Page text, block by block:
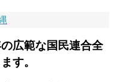
広範な国民連合全
す。